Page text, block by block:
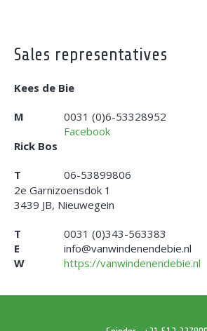
Sales representatives
Kees de Bie
M
0031 (0)6-53328952
Facebook
Rick Bos
T
06-53899806
2e Garnizoensdok 1
3439 JB, Nieuwegein
T
0031 (0)343-563383
E
info@vanwindenendebie.nl
W
https://vanwindenendebie.nl